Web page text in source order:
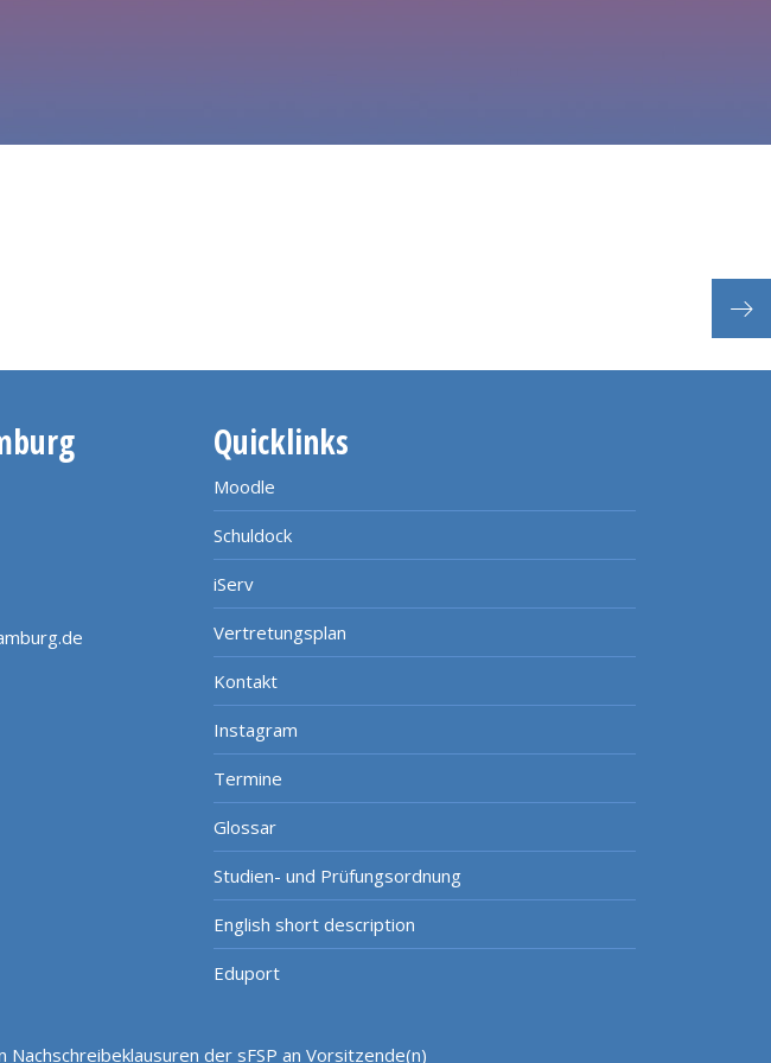
Quicklinks
Moodle
Schuldock
iServ
Vertretungsplan
Kontakt
Instagram
Termine
Glossar
Studien- und Prüfungsordnung
English short description
Eduport
der sFSP an Vorsitzende(n)